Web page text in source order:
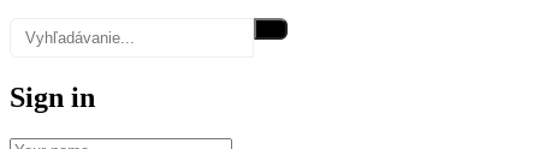
Sign in